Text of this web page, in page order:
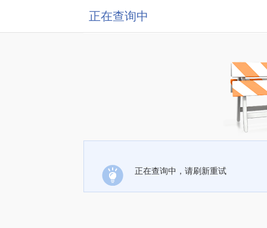
正在查询中
正在查询中，请刷新重试